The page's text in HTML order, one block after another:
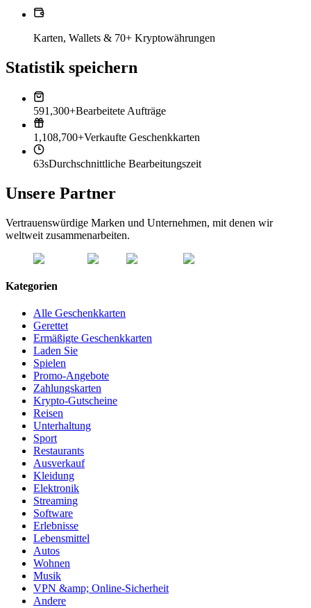
Karten, Wallets & 70+ Kryptowährungen
Statistik speichern
591,300+Bearbeitete Aufträge
1,108,700+Verkaufte Geschenkkarten
63sDurchschnittliche Bearbeitungszeit
Unsere Partner
Vertrauenswürdige Marken und Unternehmen, mit denen wir
weltweit zusammenarbeiten.
Kategorien
Alle Geschenkkarten
Gerettet
Ermäßigte Geschenkkarten
Laden Sie
Spielen
Promo-Angebote
Zahlungskarten
Krypto-Gutscheine
Reisen
Unterhaltung
Sport
Restaurants
Ausverkauf
Kleidung
Elektronik
Streaming
Software
Erlebnisse
Lebensmittel
Autos
Wohnen
Musik
VPN &amp; Online-Sicherheit
Andere